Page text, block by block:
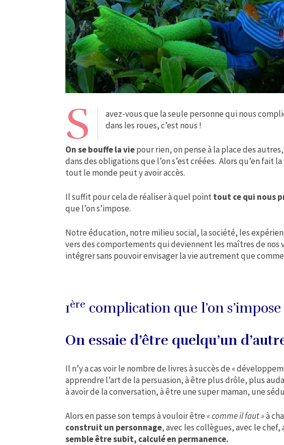
S
avez-vous que la seule personne qui nous
dans les roues, c’est nous !
On se bouffe la viepour rien, on pense à la place des autres,
dans des obligations que l’on s’est créées. Alors qu’en fait
tout le monde peut y avoir accès.
Il suffit pour cela de réaliser à quel pointtout ce qui nous
que l’on s’impose.
Notre éducation, notre milieu social, la société, les
vers des comportements qui deviennent les maîtres de nos
intégrer sans pouvoir envisager la vie autrement que comme
1ère complication que l’on s’impose
On essaie d’être quelqu’un
Il n’y a cas voir le nombre de livres à succès de «
apprendre l’art de la persuasion, à être plus drôle, plus
à avoir de la conversation, à être une super maman, une
Alors en passe son temps à vouloir être« comme il faut »à
construit un personnage, avec les collègues, avec le
semble être subit, calculé en permanence.